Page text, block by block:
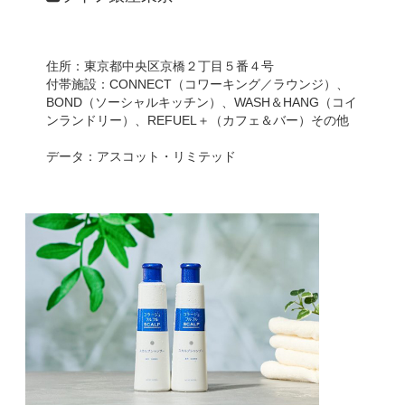
住所：東京都中央区京橋２丁目５番４号
付帯施設：CONNECT（コワーキング／ラウンジ）、
BOND（ソーシャルキッチン）、WASH＆HANG（コイ
ンランドリー）、REFUEL＋（カフェ＆バー）その他
データ：アスコット・リミテッド